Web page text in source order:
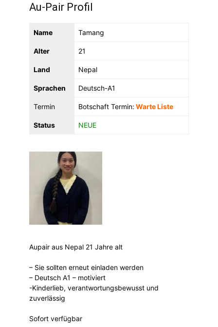
Au-Pair Profil
Name Tamang
Alter 21
Land Nepal
Sprachen Deutsch-A1
Termin Botschaft Termin: Warte Liste
Status NEUE
Aupair aus Nepal 21 Jahre alt
– Sie sollten erneut einladen werden
– Deutsch A1 – motiviert
-Kinderlieb, verantwortungsbewusst und
zuverlässig
Sofort verfügbar